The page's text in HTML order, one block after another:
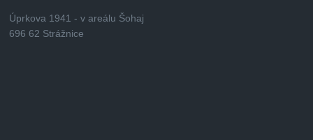
Úprkova 1941 - v areálu Šohaj
696 62 Strážnice